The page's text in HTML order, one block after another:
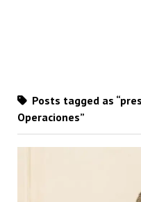
Posts tagged as
Operaciones”